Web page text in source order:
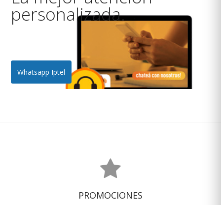
personalizada.
Whatsapp Iptel
PROMOCIONES